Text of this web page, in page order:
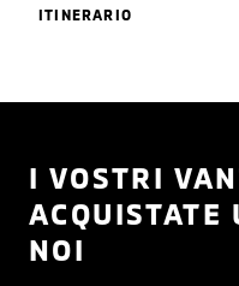
ITINERARIO
I VOSTRI
ACQUISTATE
NOI